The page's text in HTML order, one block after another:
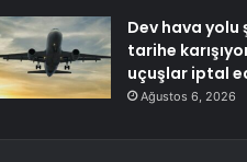
Dev hava yolu
tarihe
uçuşlar iptal
Ağustos 6, 2026